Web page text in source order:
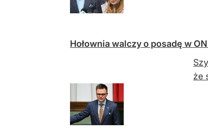
Hołownia walczy o posadę w
że